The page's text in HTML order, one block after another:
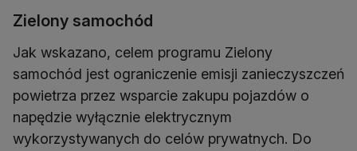
Zielony samochód
Jak wskazano, celem programu Zielony
samochód jest ograniczenie emisji zanieczyszczeń
powietrza przez wsparcie zakupu pojazdów o
napędzie wyłącznie elektrycznym
wykorzystywanych do celów prywatnych. Do